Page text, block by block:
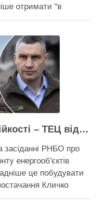
отримати "в
ділянку Прокуратура
планували
окружна
подала до суду …
Кличко про План стійкості – ТЕЦ відновили вже на 65%, будується захист ІІ рівня
засіданні РНБО про
енергооб'єктів
це побудувати
Кличко
стійкості Києва на